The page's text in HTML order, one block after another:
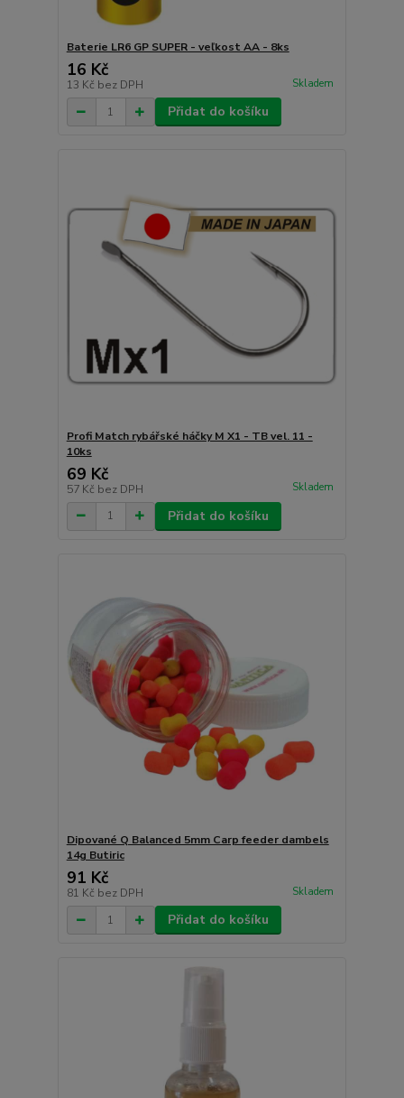
Baterie LR6 GP SUPER - veľkost AA - 8ks
16 Kč
13 Kč bez DPH Skladem
Přidat do košíku
Profi Match rybářské háčky M X1 - TB vel. 11 -
10ks
69 Kč
57 Kč bez DPH Skladem
Přidat do košíku
Dipované Q Balanced 5mm Carp feeder dambels
14g Butiric
91 Kč
81 Kč bez DPH Skladem
Přidat do košíku